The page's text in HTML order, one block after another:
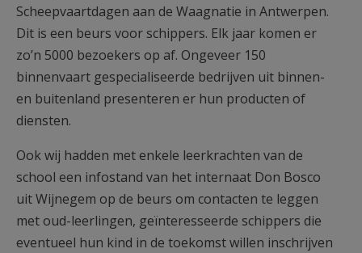
Scheepvaartdagen aan de Waagnatie in Antwerpen.
Dit is een beurs voor schippers. Elk jaar komen er
zo’n 5000 bezoekers op af. Ongeveer 150
binnenvaart gespecialiseerde bedrijven uit binnen-
en buitenland presenteren er hun producten of
diensten.
Ook wij hadden met enkele leerkrachten van de
school een infostand van het internaat Don Bosco
uit Wijnegem op de beurs om contacten te leggen
met oud-leerlingen, geïnteresseerde schippers die
eventueel hun kind in de toekomst willen inschrijven